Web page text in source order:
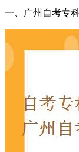
一、广州自考专